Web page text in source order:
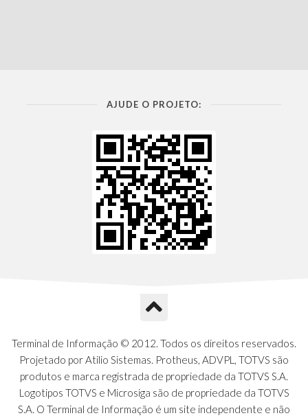
AJUDE O PROJETO:
Terminal de Informação © 2012. Todos os direitos reservados.
Projetado por Atilio Sistemas. Protheus, ADVPL, TOTVS são
produtos e marca registrada de propriedade da TOTVS S.A.
Logotipos TOTVS e Microsiga são de propriedade da TOTVS
S.A. O Terminal de Informação é um site independente e não